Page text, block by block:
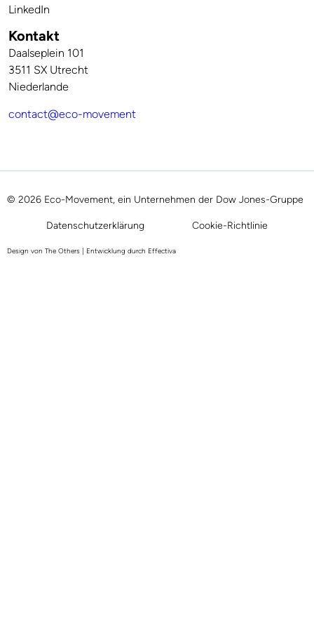
LinkedIn
Kontakt
Daalseplein 101
3511 SX Utrecht
Niederlande
contact@eco-movement
© 2026 Eco-Movement, ein Unternehmen der Dow Jones-Gruppe
Datenschutzerklärung Cookie-Richtlinie
Design von The Others | Entwicklung durch Effectiva